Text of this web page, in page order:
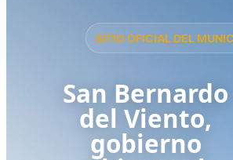
SITIO OFICIAL DEL
San Bernardo
del Viento,
gobierno